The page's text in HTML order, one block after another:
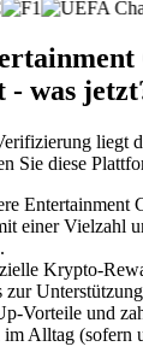
- was
liegt
Sie diese
Entertainment
einer Vielzahl
Krypto-
zur
Vorteile und
Alltag (sofern